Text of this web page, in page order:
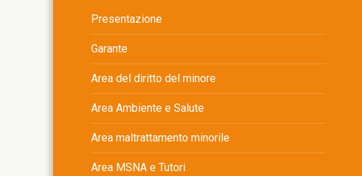
Presentazione
Garante
Area del diritto del minore
Area Ambiente e Salute
Area maltrattamento minorile
Area MSNA e Tutori